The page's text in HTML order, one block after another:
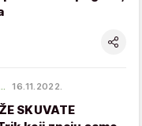
16.11.2022.
SKUVATE